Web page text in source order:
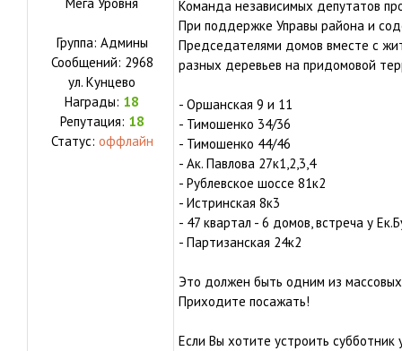
Группа: Админы
Сообщений: 2968
ул. Кунцево
Награды: 18
Репутация: 18
Статус: оффлайн
Команда независимых депутатов
При поддержке Управы района и
Председателями домов вместе с
разных деревьев на придомовой
- Оршанская 9 и 11
- Тимошенко 34/36
- Тимошенко 44/46
- Ак. Павлова 27к1,2,3,4
- Рублевское шоссе 81к2
- Истринская 8к3
- 47 квартал - 6 домов, встреча у
- Партизанская 24к2
Это должен быть одним из
Приходите посажать!
Если Вы хотите устроить субботник